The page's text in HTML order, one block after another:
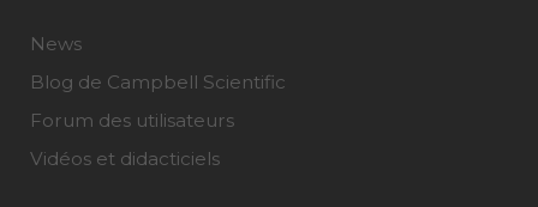
News
Blog de Campbell Scientific
Forum des utilisateurs
Vidéos et didacticiels